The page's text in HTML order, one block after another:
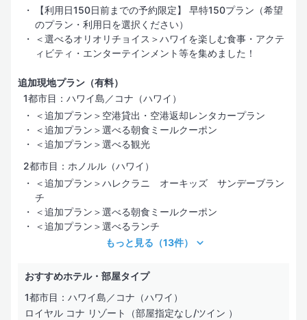
【利用日150日前までの予約限定】 早特150プラン（希望
のプラン・利用日を選択ください）
＜選べるオリオリチョイス＞ハワイを楽しむ食事・アクテ
ィビティ・エンターテインメント等を集めました！
追加現地プラン（有料）
1都市目：ハワイ島／コナ（ハワイ）
＜追加プラン＞空港貸出・空港返却レンタカープラン
＜追加プラン＞選べる朝食ミールクーポン
＜追加プラン＞選べる観光
2都市目：ホノルル（ハワイ）
＜追加プラン＞ハレクラニ オーキッズ サンデーブラン
チ
＜追加プラン＞選べる朝食ミールクーポン
＜追加プラン＞選べるランチ
もっと見る （13件）
おすすめホテル・部屋タイプ
1都市目：ハワイ島／コナ（ハワイ）
ロイヤル コナ リゾート（部屋指定なし/ツイン ）